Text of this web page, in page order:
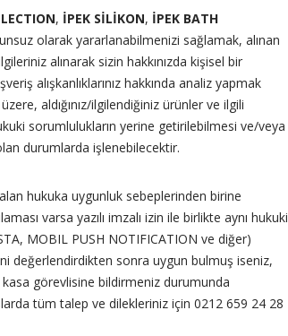
, İPEK SİLİKON, İPEK BATH
olarak yararlanabilmenizi sağlamak, alınan
alınarak sizin hakkınızda kişisel bir
alışkanlıklarınız hakkında analiz yapmak
aldığınız/ilgilendiğiniz ürünler ve ilgili
sorumlulukların yerine getirilebilmesi ve/veya
durumlarda işlenebilecektir.
hukuka uygunluk sebeplerinden birine
varsa yazılı imzalı izin ile birlikte aynı hukuki
MOBIL PUSH NOTIFICATION ve diğer)
değerlendirdikten sonra uygun bulmuş iseniz,
görevlisine bildirmeniz durumunda
tüm talep ve dilekleriniz için 0212 659 24 28